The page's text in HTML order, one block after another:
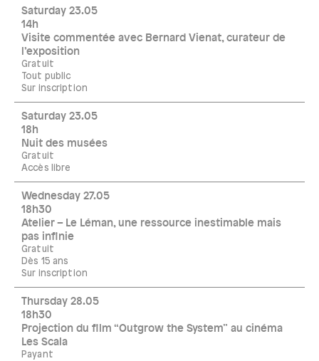
Saturday 23.05
14h
Visite commentée avec Bernard Vienat, curateur de
l’exposition
Gratuit
Tout public
Sur inscription
Saturday 23.05
18h
Nuit des musées
Gratuit
Accès libre
Wednesday 27.05
18h30
Atelier – Le Léman, une ressource inestimable mais
pas infinie
Gratuit
Dès 15 ans
Sur inscription
Thursday 28.05
18h30
Projection du film “Outgrow the System” au cinéma
Les Scala
Payant